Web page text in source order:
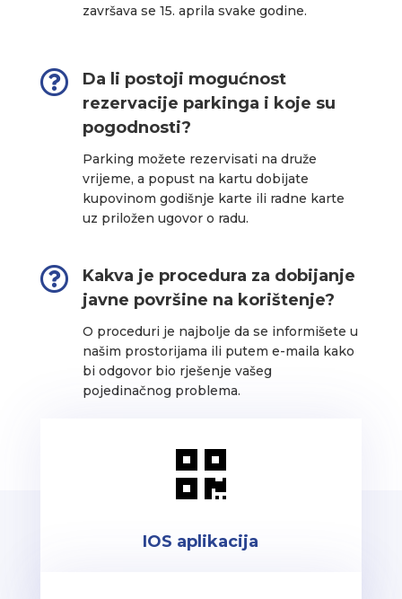
završava se 15. aprila svake godine.

Da li postoji mogućnost
rezervacije parkinga i koje su
pogodnosti?
Parking možete rezervisati na druže
vrijeme, a popust na kartu dobijate
kupovinom godišnje karte ili radne karte
uz priložen ugovor o radu.

Kakva je procedura za dobijanje
javne površine na korištenje?
O proceduri je najbolje da se informišete u
našim prostorijama ili putem e-maila kako
bi odgovor bio rješenje vašeg
pojedinačnog problema.

IOS aplikacija